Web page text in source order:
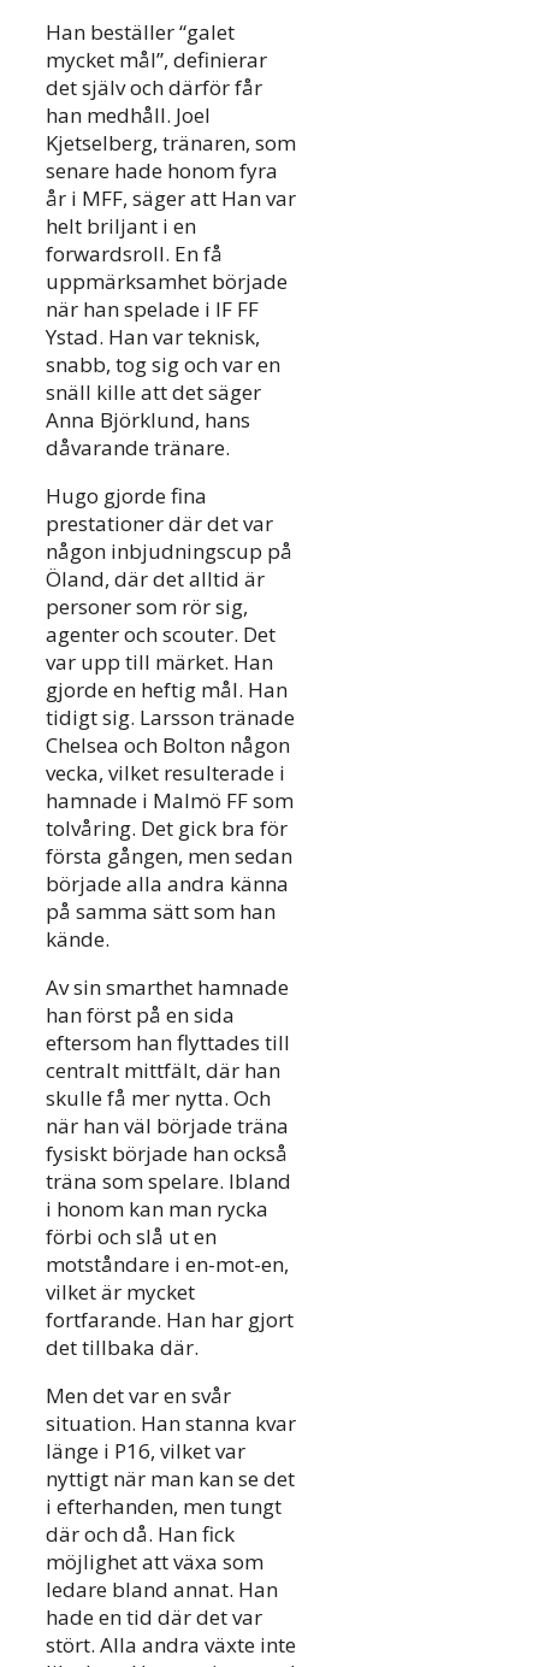
Han beställer “galet
mycket mål”, definierar
det själv och därför får
han medhåll. Joel
Kjetselberg, tränaren, som
senare hade honom fyra
år i MFF, säger att Han var
helt briljant i en
forwardsroll. En få
uppmärksamhet började
när han spelade i IF FF
Ystad. Han var teknisk,
snabb, tog sig och var en
snäll kille att det säger
Anna Björklund, hans
dåvarande tränare.
Hugo gjorde fina
prestationer där det var
någon inbjudningscup på
Öland, där det alltid är
personer som rör sig,
agenter och scouter. Det
var upp till märket. Han
gjorde en heftig mål. Han
tidigt sig. Larsson tränade
Chelsea och Bolton någon
vecka, vilket resulterade i
hamnade i Malmö FF som
tolvåring. Det gick bra för
första gången, men sedan
började alla andra känna
på samma sätt som han
kände.
Av sin smarthet hamnade
han först på en sida
eftersom han flyttades till
centralt mittfält, där han
skulle få mer nytta. Och
när han väl började träna
fysiskt började han också
träna som spelare. Ibland
i honom kan man rycka
förbi och slå ut en
motståndare i en-mot-en,
vilket är mycket
fortfarande. Han har gjort
det tillbaka där.
Men det var en svår
situation. Han stanna kvar
länge i P16, vilket var
nyttigt när man kan se det
i efterhanden, men tungt
där och då. Han fick
möjlighet att växa som
ledare bland annat. Han
hade en tid där det var
stört. Alla andra växte inte